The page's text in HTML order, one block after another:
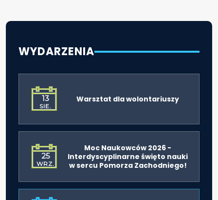
WYDARZENIA
13
SIE.
Warsztat dla wolontariuszy
25
WRZ.
Moc Naukowców 2026 -
Interdyscyplinarne święto nauki
w sercu Pomorza Zachodniego!